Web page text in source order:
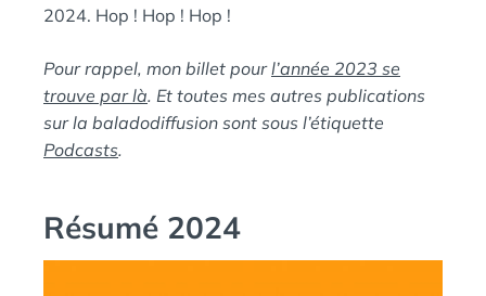
Г
В
И
2024. Hop ! Hop ! Hop !
Pour rappel, mon billet pourl’année 2023 se
trouve par là. Et toutes mes autres publications
sur la baladodiffusion sont sous l’étiquette
Podcasts.
Résumé 2024